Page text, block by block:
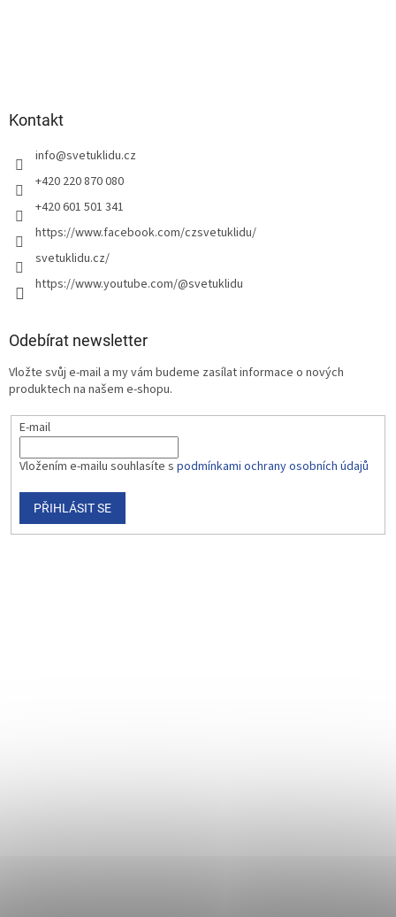
Kontakt
info@svetuklidu.cz
+420 220 870 080
+420 601 501 341
https://www.facebook.com/czsvetuklidu/
svetuklidu.cz/
https://www.youtube.com/@svetuklidu
Odebírat newsletter
Vložte svůj e-mail a my vám budeme zasílat informace o nových
produktech na našem e-shopu.
E-mail
Vložením e-mailu souhlasíte s podmínkami ochrany osobních údajů
PŘIHLÁSIT SE